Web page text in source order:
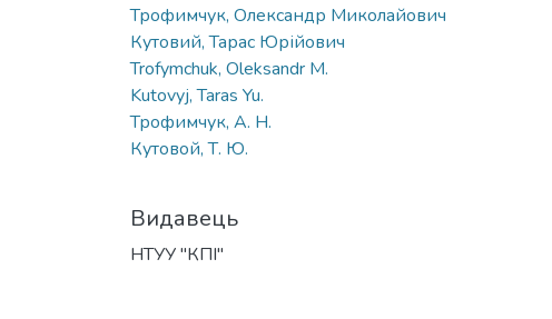
Трофимчук, Олександр Миколайович
Кутовий, Тарас Юрійович
Trofymchuk, Oleksandr M.
Kutovyj, Taras Yu.
Трофимчук, А. Н.
Кутовой, Т. Ю.
Видавець
НТУУ "КПІ"